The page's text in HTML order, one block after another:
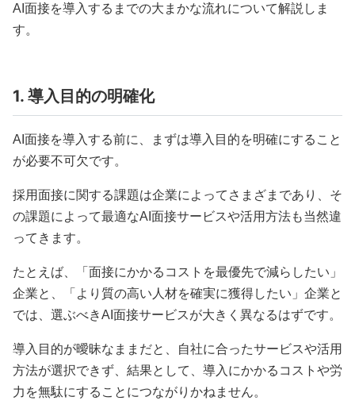
AI面接を導入するまでの大まかな流れについて解説しま
す。
1. 導入目的の明確化
AI面接を導入する前に、まずは導入目的を明確にすること
が必要不可欠です。
採用面接に関する課題は企業によってさまざまであり、そ
の課題によって最適なAI面接サービスや活用方法も当然違
ってきます。
たとえば、「面接にかかるコストを最優先で減らしたい」
企業と、「より質の高い人材を確実に獲得したい」企業と
では、選ぶべきAI面接サービスが大きく異なるはずです。
導入目的が曖昧なままだと、自社に合ったサービスや活用
方法が選択できず、結果として、導入にかかるコストや労
力を無駄にすることにつながりかねません。